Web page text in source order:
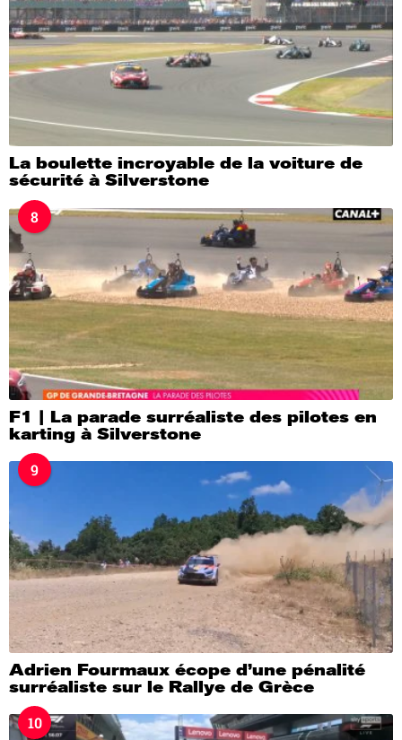
La boulette incroyable de la voiture de
sécurité à Silverstone
8
F1 | La parade surréaliste des pilotes en
karting à Silverstone
9
Adrien Fourmaux écope d’une pénalité
surréaliste sur le Rallye de Grèce
10